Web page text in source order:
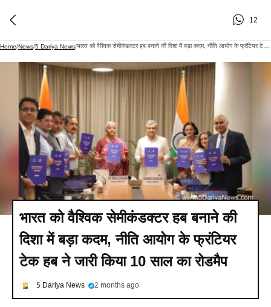
12
Home/News/5 Dariya News/
भारत को वैश्विक सेमीकंडक्टर हब बनाने की
दिशा में बड़ा कदम, नीति आयोग के फ्रंटियर
टेक हब ने जारी किया 10 साल का रोडमैप
5 Dariya News 2 months ago